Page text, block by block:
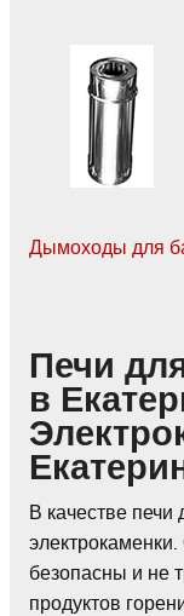
Дымоходы для
Печи
в
В качестве печи
безопасны и не
продуктов